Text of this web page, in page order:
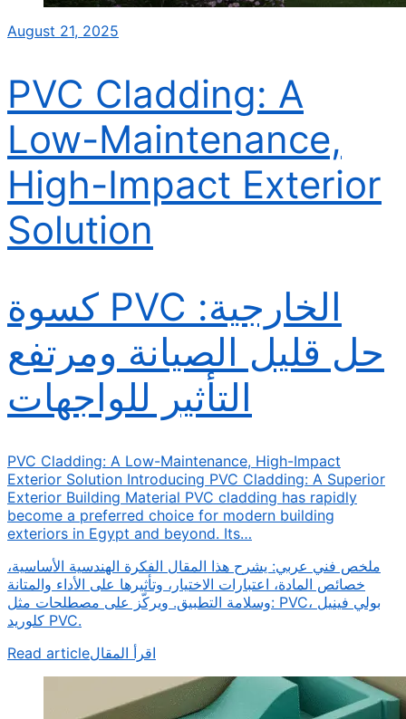
August 21, 2025
PVC Cladding: A
Low-Maintenance,
High-Impact Exterior
Solution
كسوة PVC الخارجية:
حل قليل الصيانة ومرتفع
التأثير للواجهات
PVC Cladding: A Low-Maintenance, High-Impact
Exterior Solution Introducing PVC Cladding: A Superior
Exterior Building Material PVC cladding has rapidly
become a preferred choice for modern building
exteriors in Egypt and beyond. Its…
ملخص فني عربي: يشرح هذا المقال الفكرة الهندسية الأساسية،
خصائص المادة، اعتبارات الاختيار، وتأثيرها على الأداء والمتانة
وسلامة التطبيق. ويركّز على مصطلحات مثل: PVC، بولي فينيل
كلوريد PVC.
Read articleاقرأ المقال